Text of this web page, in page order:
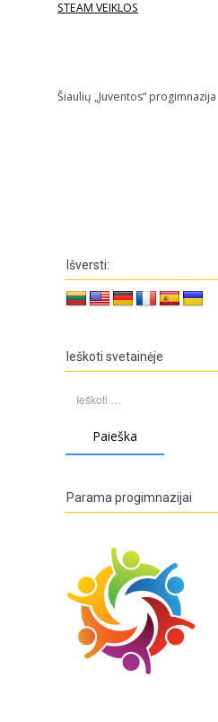
STEAM VEIKLOS
Šiaulių „Juventos“ progimnazija
Išversti:
Ieškoti svetainėje
Parama progimnazijai